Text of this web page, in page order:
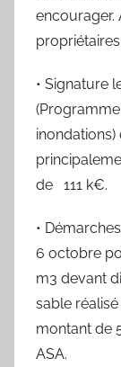
encourager.
• Signature
de 111 k€.
•
6 octobre
m3 devant
sable
montant de
ASA.